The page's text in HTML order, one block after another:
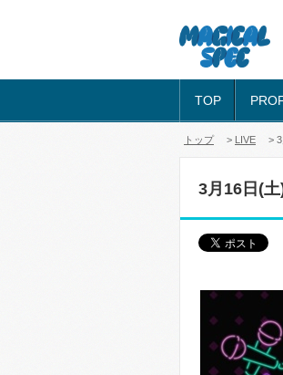
TOP
トップ > LIVE > 3
3月16日(